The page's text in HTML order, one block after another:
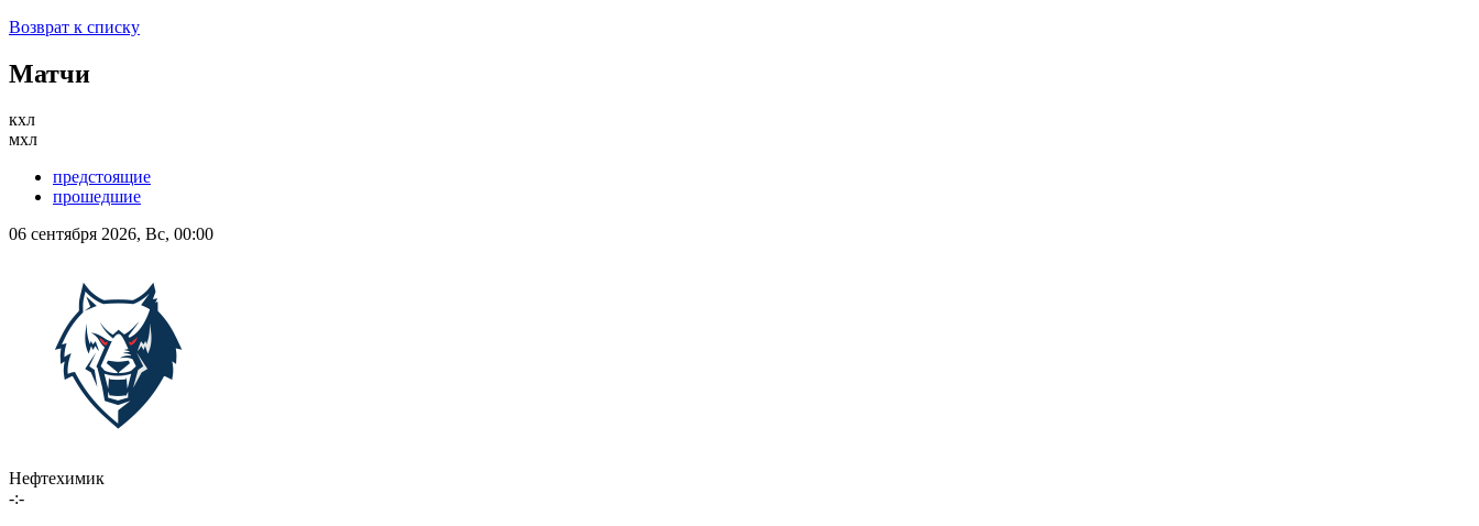
Возврат к списку
Матчи
кхл
мхл
предстоящие
прошедшие
06 сентября 2026, Вс, 00:00
Нефтехимик
-:-